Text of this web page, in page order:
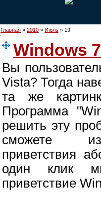
Главная » 2010 » Июль » 19
Windows
Вы
Vista? Тогда
та же
Программа
решить эту
сможете
приветствия
один клик
приветствие